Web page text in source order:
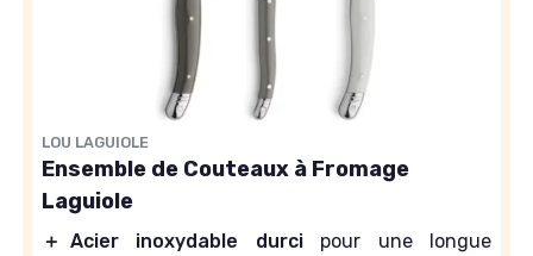
LOU LAGUIOLE
Ensemble de Couteaux à Fromage
Laguiole
＋ Acier inoxydable durcipour une longue